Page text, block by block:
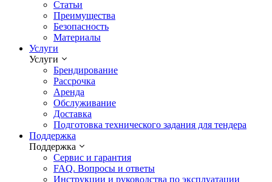
Статьи
Преимущества
Безопасность
Материалы
Услуги
Услуги
Брендирование
Рассрочка
Аренда
Обслуживание
Доставка
Подготовка технического задания для тендера
Поддержка
Поддержка
Сервис и гарантия
FAQ. Вопросы и ответы
Инструкции и руководства по эксплуатации